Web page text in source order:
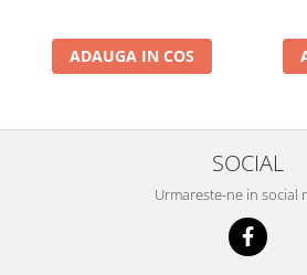
ADAUGA IN COS
SOCIAL
Urmareste-ne in social